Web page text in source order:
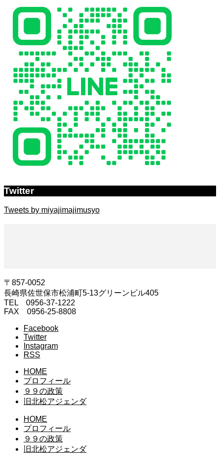
Twitter
Tweets by miyajimajimusyo
〒857-0052
長崎県佐世保市松浦町5-13​グリーンビル405
TEL 0956-37-1222
​FAX 0956-25-8808
Facebook
Twitter
Instagram
RSS
HOME
プロフィール
９９の政策
旧北松アジェンダ
HOME
プロフィール
９９の政策
旧北松アジェンダ